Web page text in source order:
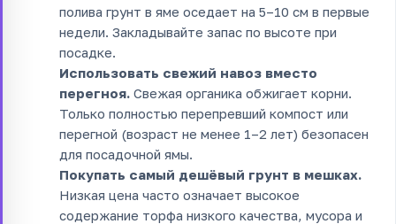
полива грунт в яме оседает на 5–10 см в первые
недели. Закладывайте запас по высоте при
посадке.
Использовать свежий навоз вместо
перегноя. Свежая органика обжигает корни.
Только полностью перепревший компост или
перегной (возраст не менее 1–2 лет) безопасен
для посадочной ямы.
Покупать самый дешёвый грунт в мешках.
Низкая цена часто означает высокое
содержание торфа низкого качества, мусора и